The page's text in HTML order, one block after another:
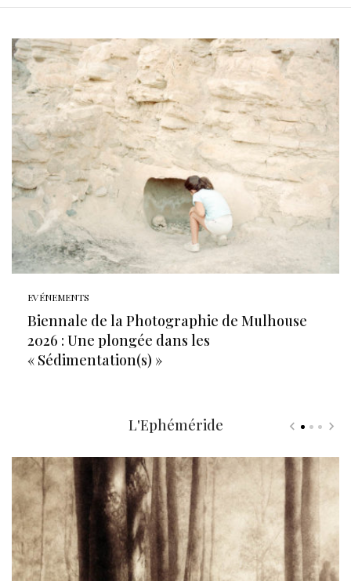
EVÉNEMENTS
Biennale de la Photographie de Mulhouse
2026 : Une plongée dans les
« Sédimentation(s) »
L'Ephéméride